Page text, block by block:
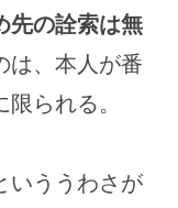
先の詮索は無
は、本人が番
られる。
いううわさが